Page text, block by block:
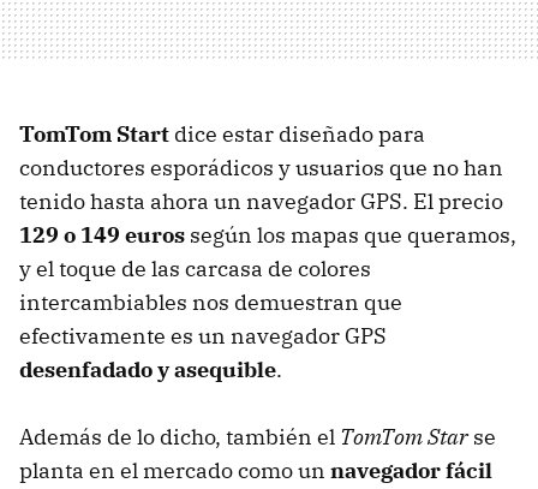
TomTom Start dice estar diseñado para
conductores esporádicos y usuarios que no han
tenido hasta ahora un navegador GPS. El precio
129 o 149 euros según los mapas que queramos,
y el toque de las carcasa de colores
intercambiables nos demuestran que
efectivamente es un navegador GPS
desenfadado y asequible.
Además de lo dicho, también el TomTom Starse
planta en el mercado como un navegador fácil